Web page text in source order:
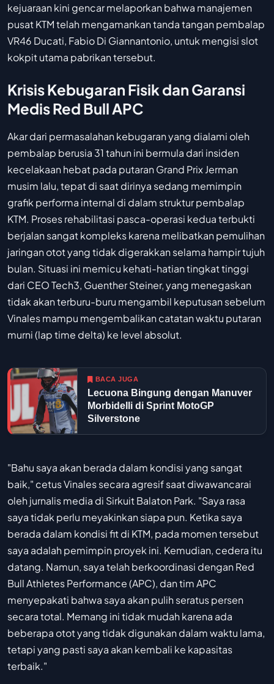
kejuaraan kini gencar melaporkan bahwa manajemen
pusat KTM telah mengamankan tanda tangan pembalap
VR46 Ducati, Fabio Di Giannantonio, untuk mengisi slot
kokpit utama pabrikan tersebut.
Krisis Kebugaran Fisik dan Garansi
Medis Red Bull APC
Akar dari permasalahan kebugaran yang dialami oleh
pembalap berusia 31 tahun ini bermula dari insiden
kecelakaan hebat pada putaran Grand Prix Jerman
musim lalu, tepat di saat dirinya sedang memimpin
grafik performa internal di dalam struktur pembalap
KTM. Proses rehabilitasi pasca-operasi kedua terbukti
berjalan sangat kompleks karena melibatkan pemulihan
jaringan otot yang tidak digerakkan selama hampir tujuh
bulan. Situasi ini memicu kehati-hatian tingkat tinggi
dari CEO Tech3, Guenther Steiner, yang menegaskan
tidak akan terburu-buru mengambil keputusan sebelum
Vinales mampu mengembalikan catatan waktu putaran
murni (lap time delta) ke level absolut.
BACA JUGA
Lecuona Bingung dengan Manuver
Morbidelli di Sprint MotoGP
Silverstone
"Bahu saya akan berada dalam kondisi yang sangat
baik," cetus Vinales secara agresif saat diwawancarai
oleh jurnalis media di Sirkuit Balaton Park. "Saya rasa
saya tidak perlu meyakinkan siapa pun. Ketika saya
berada dalam kondisi fit di KTM, pada momen tersebut
saya adalah pemimpin proyek ini. Kemudian, cedera itu
datang. Namun, saya telah berkoordinasi dengan Red
Bull Athletes Performance (APC), dan tim APC
menyepakati bahwa saya akan pulih seratus persen
secara total. Memang ini tidak mudah karena ada
beberapa otot yang tidak digunakan dalam waktu lama,
tetapi yang pasti saya akan kembali ke kapasitas
terbaik."